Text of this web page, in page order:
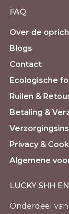
FAQ
Over de
Blogs
Contact
Ecologische
Ruilen &
Betaling &
Privacy &
Algemene
LUCKY SHH
Onderdeel van